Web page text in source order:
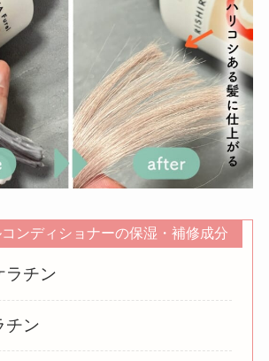
ンディショナーの保湿・補修成分
ラチン
チン